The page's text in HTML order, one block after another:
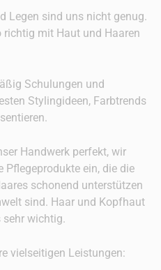
Legen sind uns nicht genug.
mit Haut und Haaren
Schulungen und
Stylingideen, Farbtrends
Handwerk perfekt, wir
ein, die die
schonend unterstützen
sind. Haar und Kopfhaut
sehr wichtig.
vielseitigen Leistungen: